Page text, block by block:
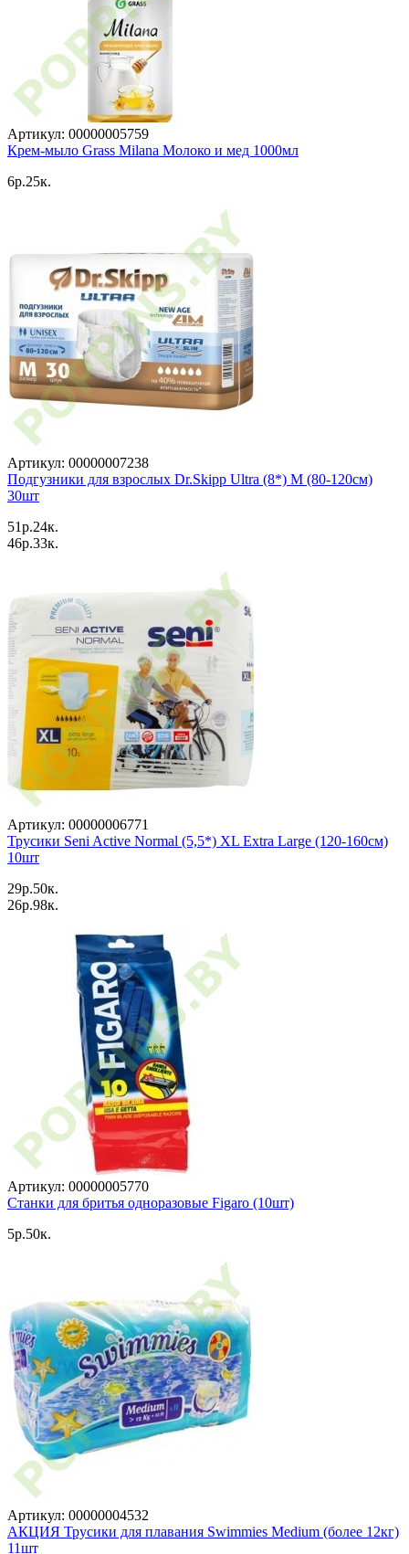
Артикул: 00000005759
Крем-мыло Grass Milana Молоко и мед 1000мл
6p.25к.
Артикул: 00000007238
Подгузники для взрослых Dr.Skipp Ultra (8*) M (80-120см)
30шт
51p.24к.
46p.33к.
Артикул: 00000006771
Трусики Seni Active Normal (5,5*) XL Extra Large (120-160см)
10шт
29p.50к.
26p.98к.
Артикул: 00000005770
Станки для бритья одноразовые Figaro (10шт)
5p.50к.
Артикул: 00000004532
АКЦИЯ Трусики для плавания Swimmies Medium (более 12кг)
11шт